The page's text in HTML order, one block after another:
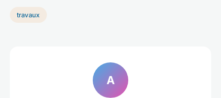
travaux
A